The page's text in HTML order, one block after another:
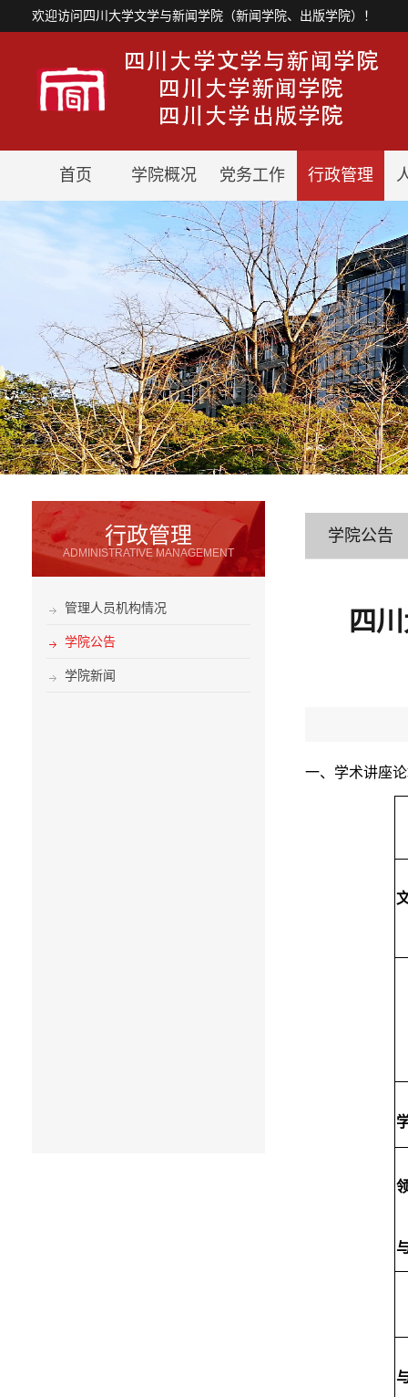
欢迎访问四川大学文学与新闻学院（新闻学院、出版学院）！
首页 学院概况 党务工作 行政管理
行政管理
ADMINISTRATIVE MANAGEMENT
管理人员机构情况
学院公告
学院新闻
学院公告
四
一、学术讲座